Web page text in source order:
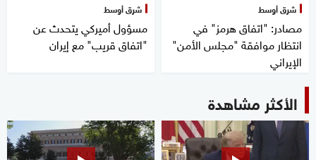
شرق أوسط
مصادر: "اتفاق هرمز" في
انتظار موافقة "مجلس الأمن"
الإيراني
شرق أوسط
مسؤول أميركي يتحدث عن
"اتفاق قريب" مع إيران
الأكثر مشاهدة